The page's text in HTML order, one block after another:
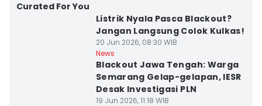
Curated For You
Listrik Nyala Pasca Blackout?
Jangan Langsung Colok Kulkas!
20 Jun 2026, 08:30 WIB
News
Blackout Jawa Tengah: Warga
Semarang Gelap-gelapan, IESR
Desak Investigasi PLN
19 Jun 2026, 11:18 WIB